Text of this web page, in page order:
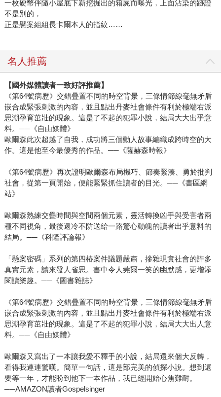
一枚硬幣伴隨小屋底下新挖掘出的箱屍而曝光，上面沾染的跡證
不是別的，
正是懸案組組長卡爾本人的指紋……
名人推薦
【國外媒體讀者一致好評推薦】
《第64號病歷》交錯疊置不同的時空背景，三條情節線毫無矛盾
嵌合成緊張刺激的內容，並且點出丹麥社會條件有利於極端右派
思潮孕育茁壯的現象。這是了不起的犯罪小說，結局大大出乎意
料。──《自由媒體》
歐爾森此次超越了自我，成功將三個動人故事編織成跨時空的大
作。這是他至今最優秀的作品。──《薩赫森時報》
《第64號病歷》再次證明歐爾森布局機巧、節奏緊湊、勇於批判
社會，從第一頁開始，便能緊緊抓住讀者的目光。──《書區網
站》
歐爾森熟練交疊時間與空間兩個元素，靈活轉換凶手與受害者兩
種不同視角，最後還冷不防送給一路驚心動魄的讀者出乎意料的
結局。──《科隆評論報》
「懸案密碼」系列的第四樁案件議題嚴肅，摻雜現實社會的許多
真實元素，讀來發人省思。書中令人莞爾一笑的幽默感，更增添
閱讀樂趣。──《圖書雜誌》
《第64號病歷》交錯疊置不同的時空背景，三條情節線毫無矛盾
嵌合成緊張刺激的內容，並且點出丹麥社會條件有利於極端右派
思潮孕育茁壯的現象。這是了不起的犯罪小說，結局大大出人意
料。──《自由媒體》
歐爾森又寫出了一本讓我愛不釋手的小說，結局還來個大反轉，
看得我連連驚嘆。簡單一句話，這是部完美的偵探小說。想到還
要等一年，才能盼到他下一本作品，我已經開始心焦難耐。
──AMAZON讀者Gospelsinger